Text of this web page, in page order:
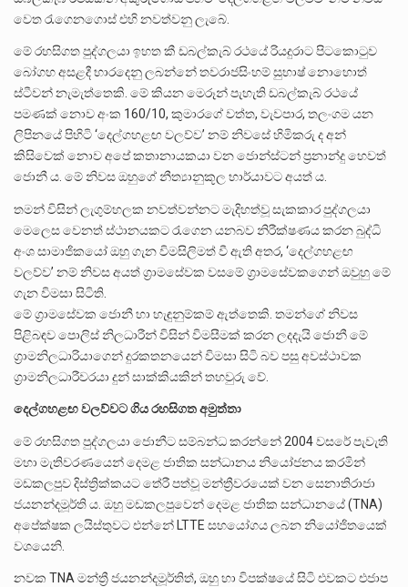
වෙත රැගෙනගොස් එහි නවත්වනු ලැබේ.
මේ රහසිගත පුද්ගලයා ඉහත කී ඩබල්කැබ් රථයේ රියදුරාට පිටකොටුව
බෝගහ අසළදී භාරදෙනු ලබන්නේ තවරාජසිංහම් සුභාෂ් නොහොත්
ස්ටීවන් නැමැත්තෙකි‍. මේ කියන මෙරූන් පැහැති ඩබල්කැබ් රථයේ
පමණක් නොව අංක 160/10, කුමාරගේ වත්ත, වැවපාර, තලංගම යන
ලිපිනයේ පිහිටි ‘දෙල්ගහළඟ වලව්ව’ නම් නිවසේ හිමිකරු ද අන්
කිසිවෙක් නොව අපේ කතානායකයා වන ජොන්ස්ටන් ප්‍රනාන්දු හෙවත්
ජොනී ය. මේ නිවස ඔහුගේ නීත්‍යානුකූල භාර්යාවට අයත් ය.
තමන් විසින් ලැගුම්හලක නවත්වන්නට මැදිහත්වූ සැකකාර පුද්ගලයා
මෙලෙස වෙනත් ස්ථානයකට රැගෙන යනබව නිරීක්ෂණය කරන බුද්ධි
අංශ සාමාජිකයෝ ඔහු ගැන විමසිලිමත් වී ඇති අතර, ‘දෙල්ගහළඟ
වලව්ව’ නම් නිවස අයත් ග්‍රාමසේවක වසමේ ග්‍රාමසේවකගෙන් ඔවුහු මේ
ගැන විමසා සිටිති.
මේ ග්‍රාමසේවක ජොනී හා හැඳුනුම්කම් ඇත්තෙකි‍. තමන්ගේ නිවස
පිළිබඳව පොලිස් නිලධාරීන් විසින් විමසීමක් කරන ලදදැයි ජොනී මේ
ග්‍රාමනිලධාරියාගෙන් දුරකතනයෙන් විමසා සිටි බව පසු අවස්ථාවක
ග්‍රාමනිලධාරීවරයා දුන් සාක්කියකින් තහවුරු වේ.
දෙල්ගහළඟ වලව්වට ගිය රහසිගත අමුත්තා
මේ රහසිගත පුද්ගලයා ජොනීට සම්බන්ධ කරන්නේ 2004 වසරේ පැවැති
මහා මැතිවරණයෙන් දෙමළ ජාතික සන්ධානය නියෝජනය කරමින්
මඩකලපුව දිස්ත්‍රික්කයට තේරී පත්වූ මන්ත්‍රීවරයෙක් වන සෙනාතිරාජා
ජයනන්දමූර්ති ය. ඔහු මඩකලපුවෙන් දෙමළ ජාතික සන්ධානයේ (TNA)
අපේක්ෂක ලයිස්තුවට එන්නේ LTTE සහයෝගය ලබන නියෝජිතයෙක්
වශයෙනි‍.
නවක TNA මන්ත්‍රී ජයනන්දමූර්තිත්, ඔහු හා විපක්ෂයේ සිටි එවකට එජාප